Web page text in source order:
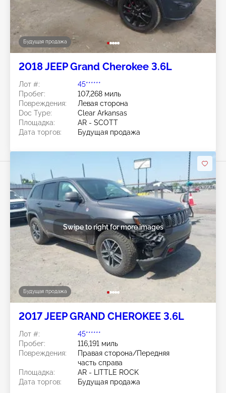
Будущая продажа
2018 JEEP Grand Cherokee 3.6L
Лот #:
45******
Пробег:
107,268 миль
Повреждения:
Левая сторона
Doc Type:
Clear Arkansas
Площадка:
AR - SCOTT
Дата торгов:
Будущая продажа
Будущая продажа
Swipe to right for more images
2017 JEEP GRAND CHEROKEE 3.6L
Лот #:
45******
Пробег:
116,191 миль
Повреждения:
Правая сторона/Передняя
часть справа
Площадка:
AR - LITTLE ROCK
Дата торгов:
Будущая продажа